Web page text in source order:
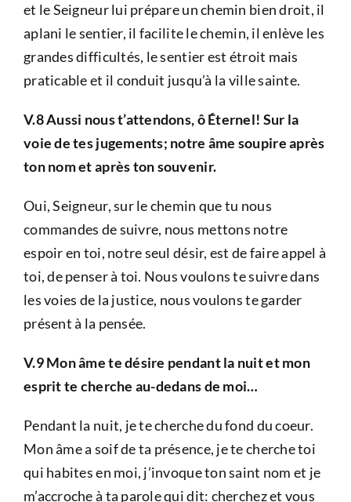
et le Seigneur lui prépare un chemin bien droit, il
aplani le sentier, il facilite le chemin, il enlève les
grandes difficultés, le sentier est étroit mais
praticable et il conduit jusqu’à la ville sainte.
V.8 Aussi nous t’attendons, ô Éternel! Sur la
voie de tes jugements; notre âme soupire après
ton nom et après ton souvenir.
Oui, Seigneur, sur le chemin que tu nous
commandes de suivre, nous mettons notre
espoir en toi, notre seul désir, est de faire appel à
toi, de penser à toi. Nous voulons te suivre dans
les voies de la justice, nous voulons te garder
présent à la pensée.
V.9 Mon âme te désire pendant la nuit et mon
esprit te cherche au-dedans de moi…
Pendant la nuit, je te cherche du fond du coeur.
Mon âme a soif de ta présence, je te cherche toi
qui habites en moi, j’invoque ton saint nom et je
m’accroche à ta parole qui dit: cherchez et vous